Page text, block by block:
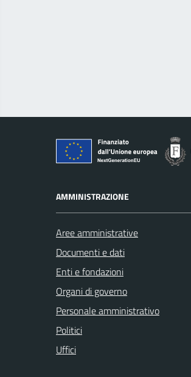
AMMINISTRAZIONE
Aree amministrative
Documenti e dati
Enti e fondazioni
Organi di governo
Personale amministrativo
Politici
Uffici